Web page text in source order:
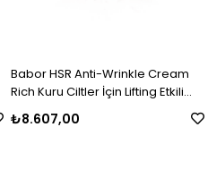
Babor HSR Anti-Wrinkle Cream
Rich Kuru Ciltler İçin Lifting Etkili
Anti Aging Yüz Bakım Kremi 50 ml
₺8.607,00